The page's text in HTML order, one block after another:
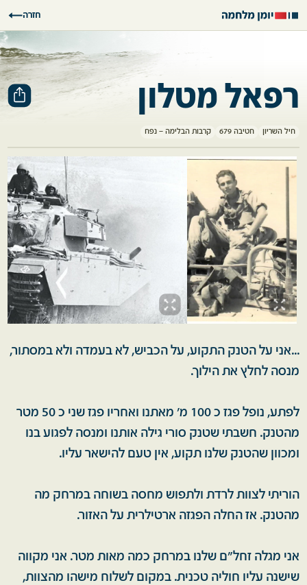
חזרה
רפאל מטלון
חיל השריון חטיבה 679 קרבות הבלימה – נפח
...אני על הטנק התקוע, על הכביש, לא בעמדה ולא במסתור,
מנסה לחלץ את הילוך.
לפתע, נופל פגז כ 100 מ' מאתנו ואחריו פגז שני כ 50 מטר
מהטנק. חשבתי שטנק סורי גילה אותנו ומנסה לפגוע בנו
ומכוון שהטנק שלנו תקוע, אין טעם להישאר עליו.
הוריתי לצוות לרדת ולתפוש מחסה בשוחה במרחק מה
מהטנק. אז החלה הפגזה ארטילרית על האזור.
אני מגלה זחל"ם שלנו במרחק כמה מאות מטר. אני מקווה
שישנה עליו חוליה טכנית. במקום לשלוח מישהו מהצוות,